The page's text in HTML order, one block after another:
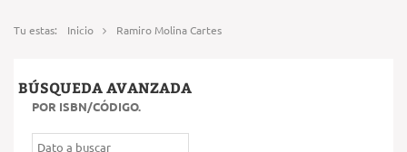
Tu estas: Inicio Ramiro Molina Cartes
BÚSQUEDA AVANZADA
POR ISBN/CÓDIGO.